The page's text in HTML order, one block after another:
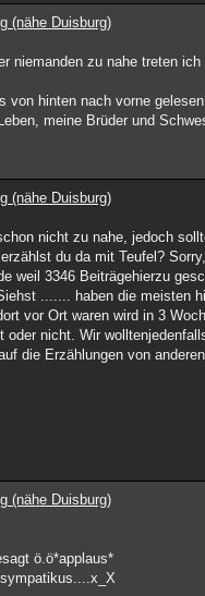
(nähe Duisburg)
niemanden zu nahe treten ich
von hinten nach vorne
meine Brüder und
(nähe Duisburg)
nicht zu nahe, jedoch
du da mit Teufel?
weil 3346 Beiträgehierzu
....... haben die meisten
vor Ort waren wird in 3
oder nicht. Wir
die Erzählungen von
(nähe Duisburg)
ö.ö*applaus*